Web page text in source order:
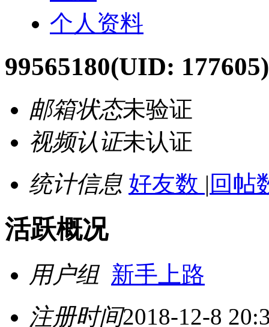
个人资料
99565180(UID: 177605)
邮箱状态未验证
视频认证未认证
统计信息 好友数 | 回帖
活跃概况
用户组 新手上路
注册时间2018-12-8